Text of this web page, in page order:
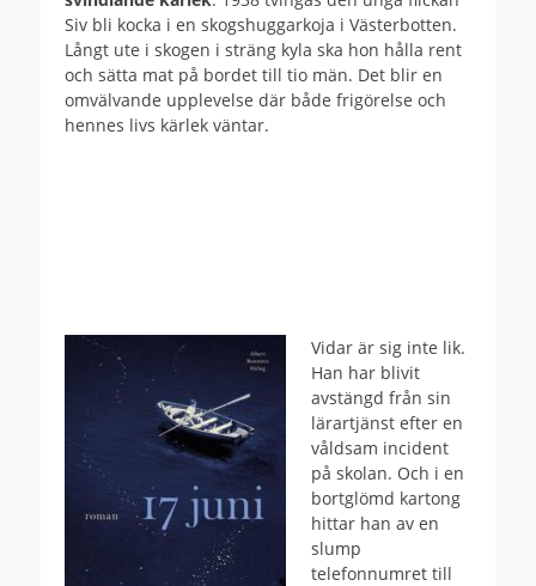
Siv bli kocka i en skogshuggarkoja i Västerbotten.
Långt ute i skogen i sträng kyla ska hon hålla rent
och sätta mat på bordet till tio män. Det blir en
omvälvande upplevelse där både frigörelse och
hennes livs kärlek väntar.
Vidar är sig inte lik.
Han har blivit
avstängd från sin
lärartjänst efter en
våldsam incident
på skolan. Och i en
bortglömd kartong
hittar han av en
slump
telefonnumret till